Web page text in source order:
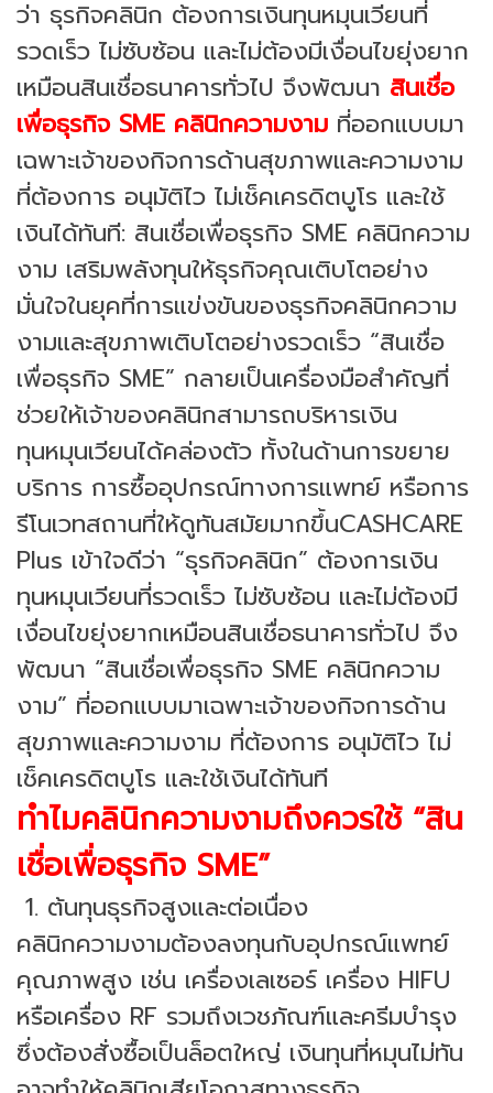
ว่า ธุรกิจคลินิก ต้องการเงินทุนหมุนเวียนที่
รวดเร็ว ไม่ซับซ้อน และไม่ต้องมีเงื่อนไขยุ่งยาก
เหมือนสินเชื่อธนาคารทั่วไป จึงพัฒนา สินเชื่อ
เพื่อธุรกิจ SME คลินิกความงาม ที่ออกแบบมา
เฉพาะเจ้าของกิจการด้านสุขภาพและความงาม
ที่ต้องการ อนุมัติไว ไม่เช็คเครดิตบูโร และใช้
เงินได้ทันที: สินเชื่อเพื่อธุรกิจ SME คลินิกความ
งาม เสริมพลังทุนให้ธุรกิจคุณเติบโตอย่าง
มั่นใจในยุคที่การแข่งขันของธุรกิจคลินิกความ
งามและสุขภาพเติบโตอย่างรวดเร็ว “สินเชื่อ
เพื่อธุรกิจ SME” กลายเป็นเครื่องมือสำคัญที่
ช่วยให้เจ้าของคลินิกสามารถบริหารเงิน
ทุนหมุนเวียนได้คล่องตัว ทั้งในด้านการขยาย
บริการ การซื้ออุปกรณ์ทางการแพทย์ หรือการ
รีโนเวทสถานที่ให้ดูทันสมัยมากขึ้นCASHCARE
Plus เข้าใจดีว่า “ธุรกิจคลินิก” ต้องการเงิน
ทุนหมุนเวียนที่รวดเร็ว ไม่ซับซ้อน และไม่ต้องมี
เงื่อนไขยุ่งยากเหมือนสินเชื่อธนาคารทั่วไป จึง
พัฒนา “สินเชื่อเพื่อธุรกิจ SME คลินิกความ
งาม” ที่ออกแบบมาเฉพาะเจ้าของกิจการด้าน
สุขภาพและความงาม ที่ต้องการ อนุมัติไว ไม่
เช็คเครดิตบูโร และใช้เงินได้ทันที
ทำไมคลินิกความงามถึงควรใช้ “สิน
เชื่อเพื่อธุรกิจ SME”
1. ต้นทุนธุรกิจสูงและต่อเนื่อง
คลินิกความงามต้องลงทุนกับอุปกรณ์แพทย์
คุณภาพสูง เช่น เครื่องเลเซอร์ เครื่อง HIFU
หรือเครื่อง RF รวมถึงเวชภัณฑ์และครีมบำรุง
ซึ่งต้องสั่งซื้อเป็นล็อตใหญ่ เงินทุนที่หมุนไม่ทัน